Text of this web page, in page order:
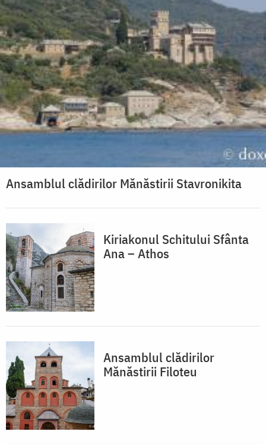
Ansamblul clădirilor Mănăstirii Stavronikita
Kiriakonul Schitului Sfânta
Ana – Athos
Ansamblul clădirilor
Mănăstirii Filoteu